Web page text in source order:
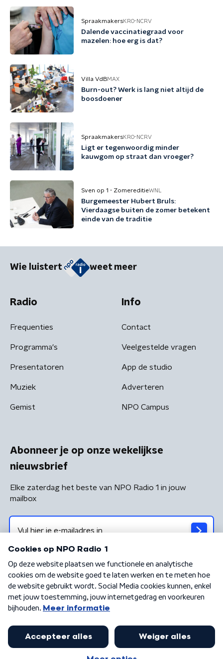
SpraakmakersKRO-NCRV
Dalende vaccinatiegraad voor
mazelen: hoe erg is dat?
Villa VdBMAX
Burn-out? Werk is lang niet altijd de
boosdoener
SpraakmakersKRO-NCRV
Ligt er tegenwoordig minder
kauwgom op straat dan vroeger?
Sven op 1 - ZomereditieWNL
Burgemeester Hubert Bruls:
Vierdaagse buiten de zomer betekent
einde van de traditie
Wie luistert weet meer
Radio
Frequenties
Programma's
Presentatoren
Muziek
Gemist
Info
Contact
Veelgestelde vragen
App de studio
Adverteren
NPO Campus
Abonneer je op onze wekelijkse
nieuwsbrief
Elke zaterdag het beste van NPO Radio 1 in jouw
mailbox
Algemene voorwaarden